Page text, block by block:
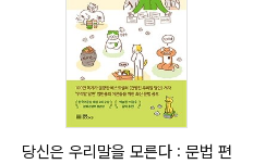
당신은 우리말을 모른다 : 문법 편